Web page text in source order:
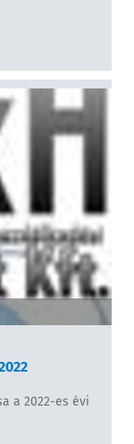
a 2022-es évi